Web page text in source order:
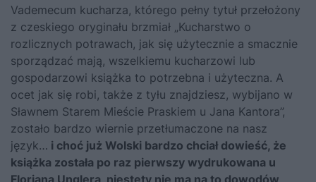
Vademecum kucharza, którego pełny tytuł przełożony
z czeskiego oryginału brzmiał „Kucharstwo o
rozlicznych potrawach, jak się użytecznie a smacznie
sporządzać mają, wszelkiemu kucharzowi lub
gospodarzowi książka to potrzebna i użyteczna. A
ocet jak się robi, także z tyłu znajdziesz, wybijano w
Sławnem Starem Mieście Praskiem u Jana Kantora”,
zostało bardzo wiernie przetłumaczone na nasz
język… i choć już Wolski bardzo chciał dowieść, że
książka została po raz pierwszy wydrukowana u
Floriana Unglera, niestety nie ma na to dowodów.